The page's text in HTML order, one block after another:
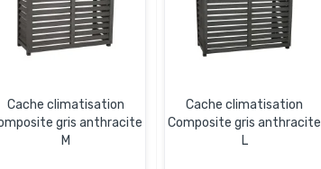
Cache climatisation
gris anthracite
M
Cache climatisation
Composite gris anthracite
L